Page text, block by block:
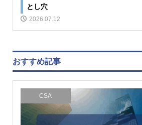
とし穴
2026.07.12
おすすめ記事
CSA